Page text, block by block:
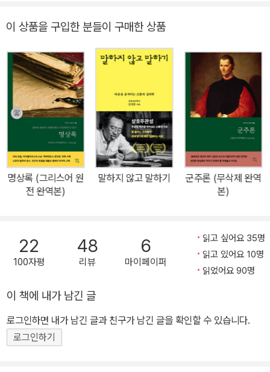
에 박수를 보낼 뿐 얼마나 지켰는지 알려고 하지는 않는다.” “흑색선
전으로 상대에게 타격을 주되 증거를 찾아 제시할 필요는 없다.” “때
로는 여론이 협박으로 돌변해 정치인의 행동 노선까지 바꾼다.” 오늘
날의 정치 행태를 꼬집은 것 같지만 사실은 19세기 말에 귀스타브 르
봉이 쓴 책, 『군중심리』에 담긴 내용이다. 사회상과 군중에 대한 그의
분석은 21세기인 지금과 견주어도 이질감이 전혀 없다. 군중에 관한
연구서 중에서 이 책이 돋보이는 이유는 실천적 논의의 장을 열었기
때문이다. 르 봉은 군중의 실체를 예리하게 꿰뚫을 뿐만 아니라 의도
한 방향으로 그들을 이끄는 강력한 원리를 제시한다. 심리학의 거장
인 프로이트와 올포트를 비롯해 드골과 루스벨트 같은 통치자들, “유
르 봉은 보불전쟁과 파리 코뮌 등 역사의 격랑을 겪으면서 군중의 힘
을 주목하게 되었다. 그가 말하는 군중은 단지 같은 장소에 운집한 무
리가 아니라 특정 감정이나 신념에 따라 결합된 ‘심리적 군중’이다. 군
능에 따라 움직인다. 먹물깨나 먹었다는 지식인들도 다르지 않다. 군
중은 ‘논리’가 아니라 ‘감정’으로 판단하기 때문이다. 메타버스 시대가
도래하면서 『군중심리』의 가치가 재조명되고 있다. 르 봉이 말한 ‘심
이 상품을 구입한 분들이 구매한 상품
명상록 (그리스어 원
전 완역본)
말하지 않고 말하기
군주론 (무삭제 완역
본)
22
100자평
48
리뷰
6
마이페이퍼
읽고 싶어요 35명
읽고 있어요 10명
읽었어요 90명
이 책에 내가 남긴 글
로그인하면 내가 남긴 글과 친구가 남긴 글을 확인할 수 있습니다.
로그인하기